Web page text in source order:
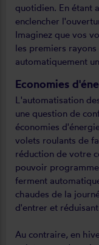
quotidien. En étant
enclencher
Imaginez que vos
les premiers
automatiquement
Economies
L'automatisation
une question de
économies
volets roulants de
réduction de votre
pouvoir
ferment
chaudes de la
d'entrer et
Au contraire, en